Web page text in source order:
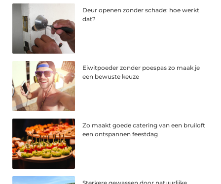
Deur openen zonder schade: hoe werkt
dat?
Eiwitpoeder zonder poespas zo maak je
een bewuste keuze
Zo maakt goede catering van een bruiloft
een ontspannen feestdag